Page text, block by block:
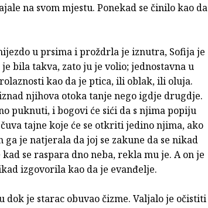
na svom mjestu. Ponekad se činilo kao da
u prsima i proždrla je iznutra, Sofija je
bila takva, zato ju je volio; jednostavna u
kao da je ptica, ili oblak, ili oluja.
njihova otoka tanje nego igdje drugdje.
puknuti, i bogovi će sići da s njima popiju
tajne koje će se otkriti jedino njima, ako
je natjerala da joj se zakune da se nikad
se raspara dno neba, rekla mu je. A on je
izgovorila kao da je evanđelje.
dok je starac obuvao čizme. Valjalo je očistiti